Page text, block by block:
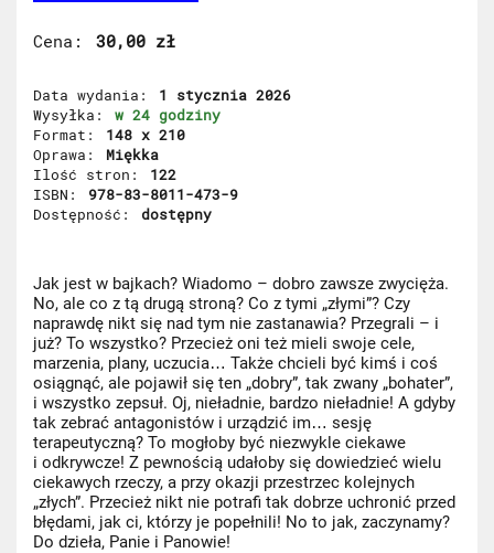
Cena 30,00 zł
Data wydania
1 stycznia 2026
Wysyłka
w 24 godziny
Format
148 x 210
Oprawa
Miękka
Ilość stron
122
ISBN
978-83-8011-473-9
Dostępność
dostępny
Jak jest w bajkach? Wiadomo – dobro zawsze zwycięża.
No, ale co z tą drugą stroną? Co z tymi „złymi”? Czy
naprawdę nikt się nad tym nie zastanawia? Przegrali – i
już? To wszystko? Przecież oni też mieli swoje cele,
marzenia, plany, uczucia… Także chcieli być kimś i coś
osiągnąć, ale pojawił się ten „dobry”, tak zwany „bohater”,
i wszystko zepsuł. Oj, nieładnie, bardzo nieładnie! A gdyby
tak zebrać antagonistów i urządzić im… sesję
terapeutyczną? To mogłoby być niezwykle ciekawe
i odkrywcze! Z pewnością udałoby się dowiedzieć wielu
ciekawych rzeczy, a przy okazji przestrzec kolejnych
„złych”. Przecież nikt nie potrafi tak dobrze uchronić przed
błędami, jak ci, którzy je popełnili! No to jak, zaczynamy?
Do dzieła, Panie i Panowie!